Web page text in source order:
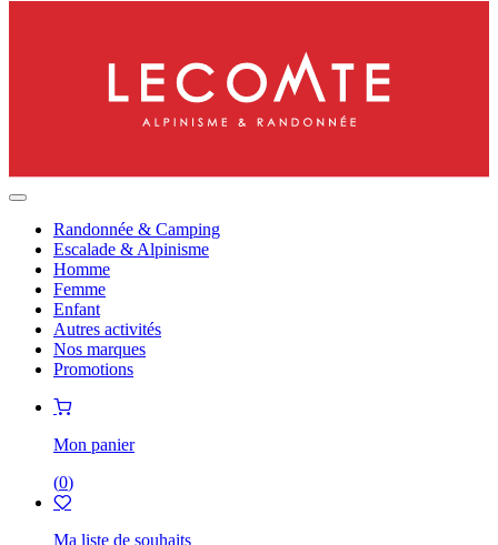
Randonnée & Camping
Escalade & Alpinisme
Homme
Femme
Enfant
Autres activités
Nos marques
Promotions
Mon panier
(0)
Ma liste de souhaits